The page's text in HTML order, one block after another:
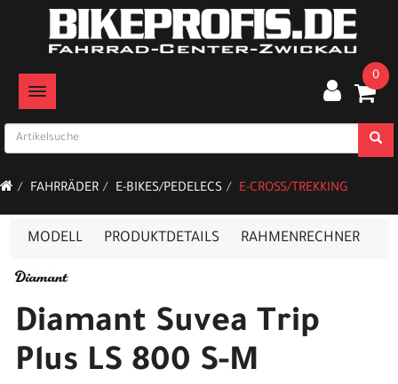
TOGGLE NAVIGATION
0
FAHRRÄDER E-BIKES/PEDELECS E-CROSS/TREKKING
MODELL PRODUKTDETAILS RAHMENRECHNER
Diamant Suvea Trip
Plus LS 800 S-M